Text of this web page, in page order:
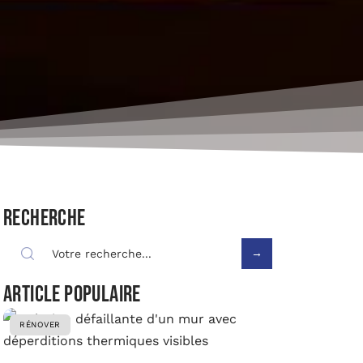
Recherche
Article populaire
RÉNOVER